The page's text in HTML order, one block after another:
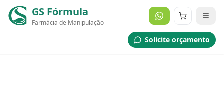
GS Fórmula
Farmácia de Manipulação
Solicite orçamento